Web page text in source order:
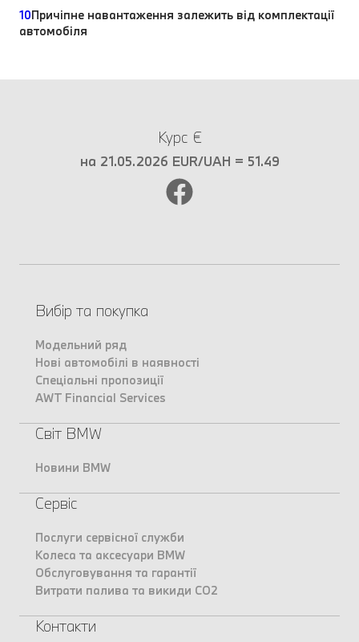
10Причіпне навантаження залежить від комплектації
автомобіля
Курс €
на 21.05.2026 EUR/UAH = 51.49
Вибір та покупка
Модельний ряд
Нові автомобілі в наявності
Спеціальні пропозиції
AWT Financial Services
Світ BMW
Новини BMW
Сервіс
Послуги сервісної служби
Колеса та аксесуари BMW
Обслуговування та гарантії
Витрати палива та викиди CO2
Контакти